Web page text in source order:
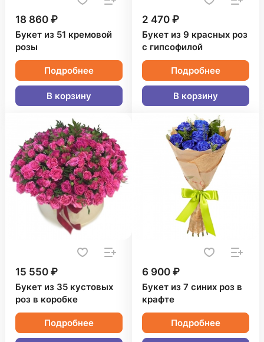
18 860 ₽
Букет из 51 кремовой
розы
Подробнее
В корзину
2 470 ₽
Букет из 9 красных роз
с гипсофилой
Подробнее
В корзину
15 550 ₽
Букет из 35 кустовых
роз в коробке
Подробнее
6 900 ₽
Букет из 7 синих роз в
крафте
Подробнее